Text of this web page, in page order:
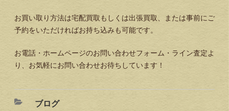
お買い取り方法は宅配買取もしくは出張買取、または事前にご
予約をいただければお持ち込みも可能です。
お電話・ホームページのお問い合わせフォーム・ライン査定よ
り、お気軽にお問い合わせお待ちしています！
ブログ